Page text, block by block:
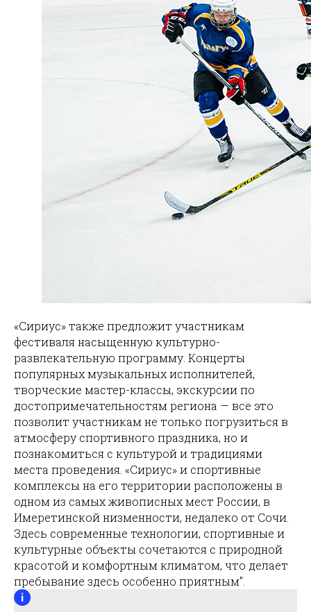
«Сириус» также предложит участникам
фестиваля насыщенную культурно-
развлекательную программу. Концерты
популярных музыкальных исполнителей,
творческие мастер-классы, экскурсии по
достопримечательностям региона — все это
позволит участникам не только погрузиться в
атмосферу спортивного праздника, но и
познакомиться с культурой и традициями
места проведения. «Сириус» и спортивные
комплексы на его территории расположены в
одном из самых живописных мест России, в
Имеретинской низменности, недалеко от Сочи.
Здесь современные технологии, спортивные и
культурные объекты сочетаются с природной
красотой и комфортным климатом, что делает
пребывание здесь особенно приятным".